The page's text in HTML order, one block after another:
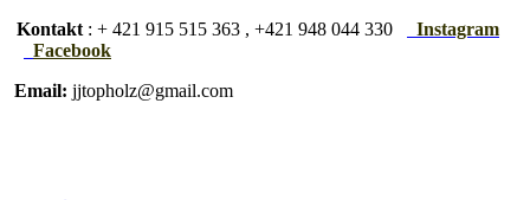
Kontakt : + 421 915 515 363 , +421 948 044 330
Instagram
Facebook
Email: jjtopholz@gmail.com